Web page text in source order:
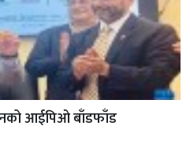
आईपिओ बाँडफाँड